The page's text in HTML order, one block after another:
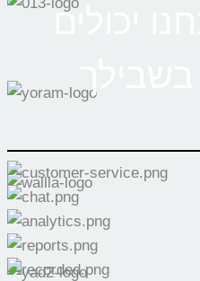
יכולים